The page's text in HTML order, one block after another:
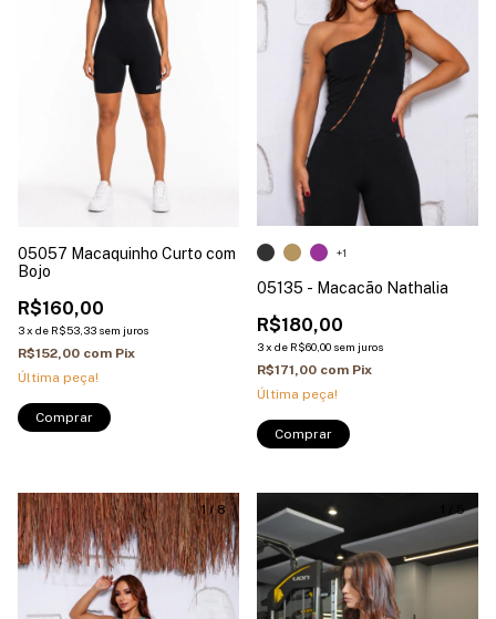
05057 Macaquinho Curto com
Bojo
R$160,00
3x de R$53,33 sem juros
R$152,00 com Pix
Última peça!
05135 - Macacão Nathalia
R$180,00
3x de R$60,00 sem juros
R$171,00 com Pix
Última peça!
+1
Comprar
1/ 8 5